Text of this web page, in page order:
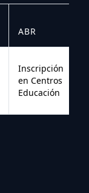
ABR
Inscripción
en Centros
Educación